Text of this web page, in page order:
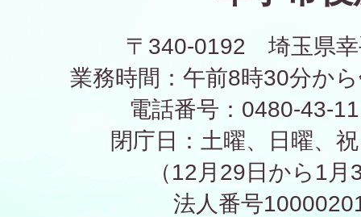
〒340-0192 埼玉県幸
業務時間：午前8時30分か
電話番号：0480-43-
閉庁日：土曜、日曜、
（12月29日から1
法人番号